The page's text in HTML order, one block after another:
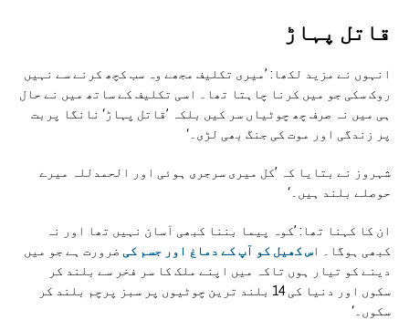
قاتل پہاڑ
انہوں نے مزید لکھا: ’میری تکلیف مجھے وہ سب کچھ کرنے سے نہیں
روک سکی جو میں کرنا چاہتا تھا۔ اسی تکلیف کے ساتھ میں نے حال
ہی میں نہ صرف چھ چوٹیاں سر کیں بلکہ ’قاتل پہاڑ‘ نانگا پربت
پر زندگی اور موت کی جنگ بھی لڑی۔‘
شہروز نے بتایا کہ ’کل میری سرجری ہوئی اور الحمدللہ میرے
حوصلے بلند ہیں۔‘
ان کا کہنا تھا: ’کوہ پیما بننا کبھی آسان نہیں تھا اور نہ
کبھی ہوگا۔ اس کھیل کو آپ کے دماغ اور جسم کی ضرورت ہے جو میں
دینے کو تیار ہوں تاکہ میں اپنے ملک کا سر فخر سے بلند کر
سکوں اور دنیا کی 14 بلند ترین چوٹیوں پر سبز پرچم بلند کر
سکوں۔‘